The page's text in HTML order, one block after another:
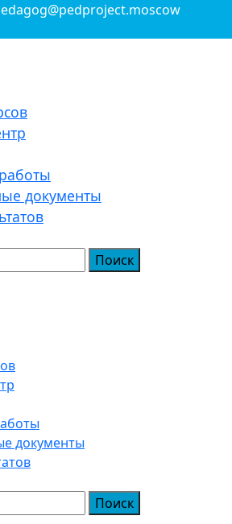
для педагогов
документы
документы